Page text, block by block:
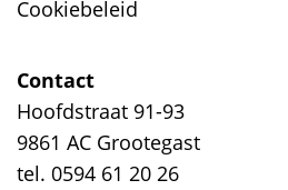
Cookiebeleid
Contact
Hoofdstraat 91-93
9861 AC Grootegast
tel. 0594 61 20 26